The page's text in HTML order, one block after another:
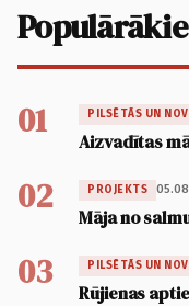
Populārākie
01 PILSĒTĀS UN
Aizvadītas
02 PROJEKTS
Māja no
03 PILSĒTĀS UN
Rūjienas